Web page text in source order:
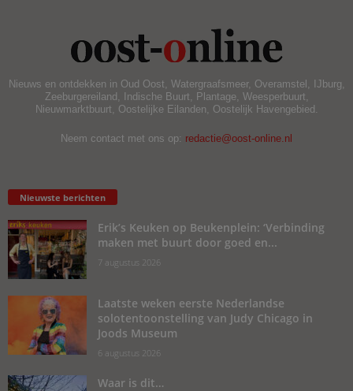
Nieuws en ontdekken in Oud Oost, Watergraafsmeer, Overamstel, IJburg,
Zeeburgereiland, Indische Buurt, Plantage, Weesperbuurt,
Nieuwmarktbuurt, Oostelijke Eilanden, Oostelijk Havengebied.
Neem contact met ons op: redactie@oost-online.nl
Nieuwste berichten
Erik’s Keuken op Beukenplein: ‘Verbinding
maken met buurt door goed en...
7 augustus 2026
Laatste weken eerste Nederlandse
solotentoonstelling van Judy Chicago in
Joods Museum
6 augustus 2026
Waar is dit…